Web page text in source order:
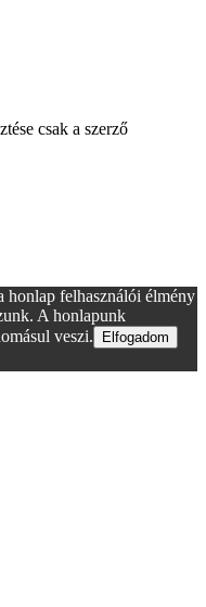
csak a szerző
felhasználói élmény
A honlapunk
veszi.
Elfogadom